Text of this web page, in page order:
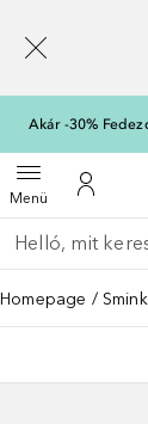
Akár -30%
MenüMenü A
Menj vissza
Keresés
Homepage Smink